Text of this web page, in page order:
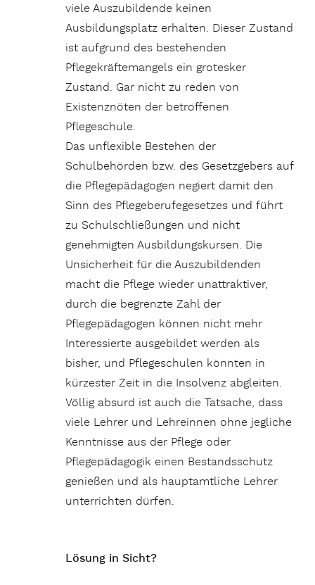
viele Auszubildende keinen
Ausbildungsplatz erhalten. Dieser Zustand
ist aufgrund des bestehenden
Pflegekräftemangels ein grotesker
Zustand. Gar nicht zu reden von
Existenznöten der betroffenen
Pflegeschule.
Das unflexible Bestehen der
Schulbehörden bzw. des Gesetzgebers auf
die Pflegepädagogen negiert damit den
Sinn des Pflegeberufegesetzes und führt
zu Schulschließungen und nicht
genehmigten Ausbildungskursen. Die
Unsicherheit für die Auszubildenden
macht die Pflege wieder unattraktiver,
durch die begrenzte Zahl der
Pflegepädagogen können nicht mehr
Interessierte ausgebildet werden als
bisher, und Pflegeschulen könnten in
kürzester Zeit in die Insolvenz abgleiten.
Völlig absurd ist auch die Tatsache, dass
viele Lehrer und Lehreinnen ohne jegliche
Kenntnisse aus der Pflege oder
Pflegepädagogik einen Bestandsschutz
genießen und als hauptamtliche Lehrer
unterrichten dürfen.
Lösung in Sicht?